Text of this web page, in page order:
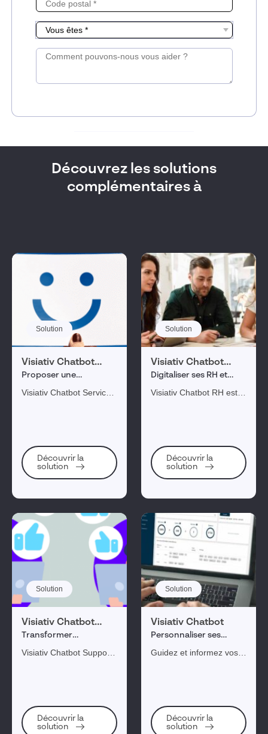
Découvrez les solutions
complémentaires à
Solution
Visiativ Chatbot
Service Clients
Proposer une
expérience digitale à
Visiativ Chatbot Service
engager, fidéliser et en
faire vos meilleurs
ambassadeurs.
Découvrir la
solution
Solution
Visiativ Chatbot
Ressources
Humaines
Digitaliser ses RH et
engagez ses
Visiativ Chatbot RH est la
employeur.
Découvrir la
solution
Solution
Visiativ Chatbot
Support IT
Transformer
l’expérience de son
Visiativ Chatbot Support
disponible en24/7 tout en
diminuant vos coûts.
Découvrir la
solution
Solution
Visiativ Chatbot
Personnaliser ses
conversation web avec
Guidez et informez vos
répondre aux questions
courantes.
Découvrir la
solution